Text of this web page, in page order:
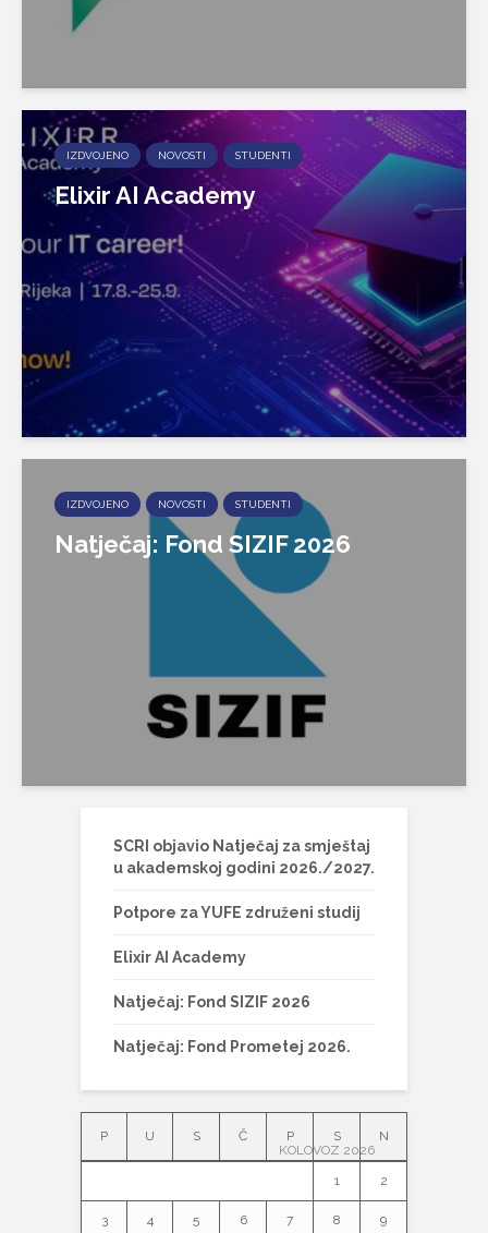
IZDVOJENO NOVOSTI STUDENTI
Elixir AI Academy
IZDVOJENO NOVOSTI STUDENTI
Natječaj: Fond SIZIF 2026
SCRI objavio Natječaj za smještaj
u akademskoj godini 2026./2027.
Potpore za YUFE združeni studij
Elixir AI Academy
Natječaj: Fond SIZIF 2026
Natječaj: Fond Prometej 2026.
KOLOVOZ 2026
P U S Č P S N
1 2
3 4 5 6 7 8 9